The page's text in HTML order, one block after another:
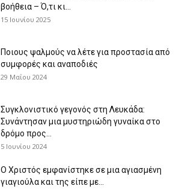
βοήθεια – Ό,τι κι...
15 Ιουνίου 2025
Ποιους ψαλμούς να λέτε για προστασία από
συμφορές και αναποδιές
29 Μαΐου 2024
Συγκλονιστικό γεγονός στη Λευκάδα:
Συνάντησαν μια μυστηριώδη γυναίκα στο
δρόμο προς...
5 Ιουνίου 2024
Ο Χριστός εμφανίστηκε σε μια αγιασμένη
γιαγιούλα και της είπε με...